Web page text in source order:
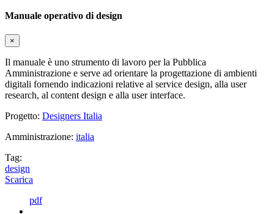
Manuale operativo di design
×
Il manuale è uno strumento di lavoro per la Pubblica
Amministrazione e serve ad orientare la progettazione di ambienti
digitali fornendo indicazioni relative al service design, alla user
research, al content design e alla user interface.
Progetto: Designers Italia
Amministrazione: italia
Tag:
design
Scarica
pdf